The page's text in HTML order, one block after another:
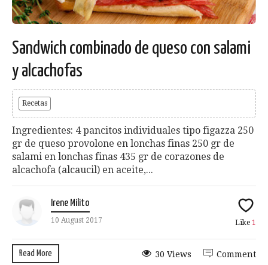
Sandwich combinado de queso con salami
y alcachofas
Recetas
Ingredientes: 4 pancitos individuales tipo figazza 250
gr de queso provolone en lonchas finas 250 gr de
salami en lonchas finas 435 gr de corazones de
alcachofa (alcaucil) en aceite,...
Irene Milito
10 August 2017 Like 1
Read More Comment
30 Views